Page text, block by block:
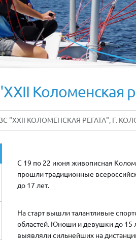
Коломенская
"XXII КОЛОМЕНСКАЯ РЕГАТА", Г.
С 19 по 22 июня живописная
прошли традиционные
до 17 лет.
На старт вышли талантливые
областей. Юноши и девушки до 15
выявляли сильнейших на